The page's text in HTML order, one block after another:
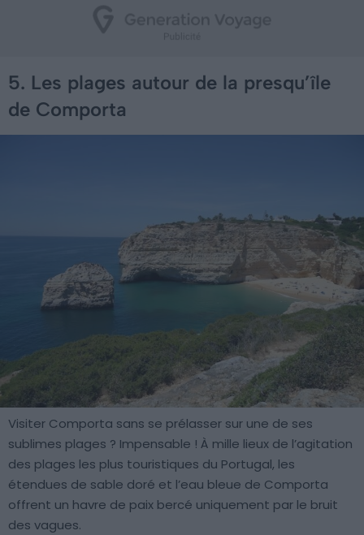
5. Les plages autour de la presqu’île
de Comporta
Visiter Comporta sans se prélasser sur une de ses
sublimes plages ? Impensable ! À mille lieux de l’agitation
des plages les plus touristiques du Portugal, les
étendues de sable doré et l’eau bleue de Comporta
offrent un havre de paix bercé uniquement par le bruit
des vagues.